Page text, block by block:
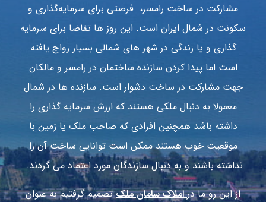
مشارکت در ساخت رامسر، فرصتی برای سرمایه‌گذاری و
سکونت در شمال ایران است. این روز ها تقاضا برای سرمایه
گذاری و یا زندگی در شهر های شمالی بسیار رواج یافته
است.اما پیدا کردن سازنده ساختمان در رامسر و مالکان
جهت مشارکت در ساخت دشوار است. سازنده ها در شمال
معمولا به دنبال ملکی هستند که ارزش سرمایه گذاری را
داشته باشد همچنین افرادی که صاحب ملک یا زمین با
موقعیت خوب هستند ممکن است توانایی ساخت آن را
نداشته باشند و به دنبال سازندگان مورد اعتماد می گردند.
از این رو ما دراملاک سامان ملکتصمیم گرفتیم به عنوان